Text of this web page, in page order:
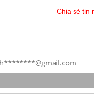
Chia sẻ tin